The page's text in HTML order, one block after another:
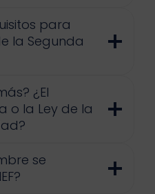
para
la Segunda
¿El
o la Ley de la
se